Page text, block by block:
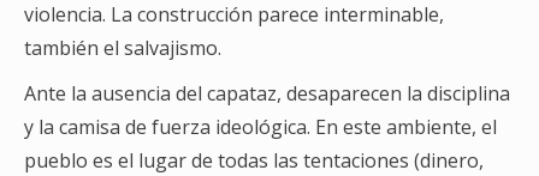
violencia. La construcción parece interminable,
también el salvajismo.
Ante la ausencia del capataz, desaparecen la disciplina
y la camisa de fuerza ideológica. En este ambiente, el
pueblo es el lugar de todas las tentaciones (dinero,